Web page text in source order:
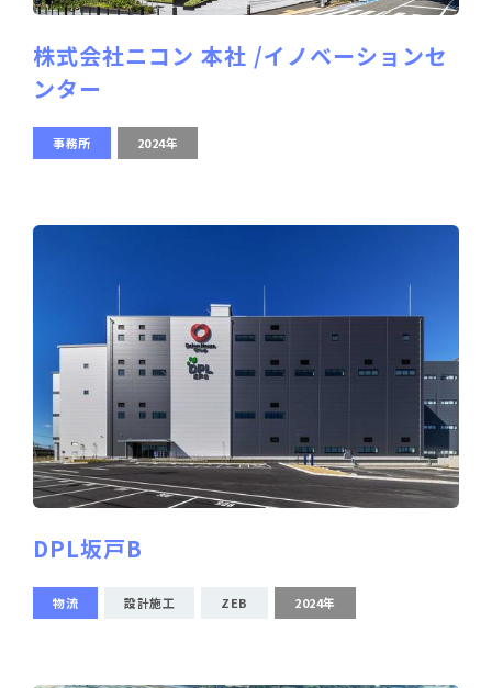
株式会社ニコン 本社 /イノベーションセ
ンター
事務所 2024年
DPL坂戸B
物流 設計施工 ZEB 2024年